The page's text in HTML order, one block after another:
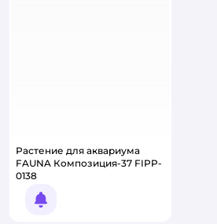
Растение для аквариума
FAUNA Композиция-37 FIPP-
0138
Уведомить о появлении